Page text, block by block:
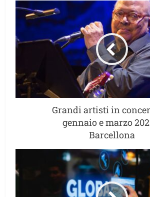
Grandi artisti in
gennaio e marzo
Barcellona